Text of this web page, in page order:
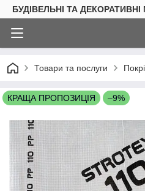
БУДІВЕЛЬНІ ТА
Товари та послуги
КРАЩА ПРОПОЗИЦІЯ –9%